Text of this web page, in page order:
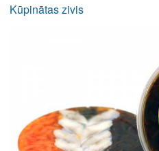
Kūpinātas zivis